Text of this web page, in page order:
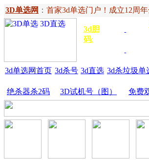
3D单选网 ： 首家3d单选门户！成立12周
3d胆
码:
3d单选网首页 3d杀号 3d直选 3d杀垃圾单
绝杀器杀2码 3D试机号（图） 免费